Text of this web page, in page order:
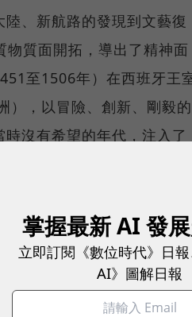
、新航路的發現到文藝復
質面開拓，導出了精神面
至1506年）在西班牙王
），以冒險、創新、剛毅的
沒有希望的年代，注入了
萄牙人麥哲倫（1480至
行（1519年9月至1522年
的發現，啟動了人類歷史
組架、發酵到最後帶出了
域悲觀的內容。在產業發
掌握最新 AI 發
立即訂閱《數位時代》日
AI》圖解日報